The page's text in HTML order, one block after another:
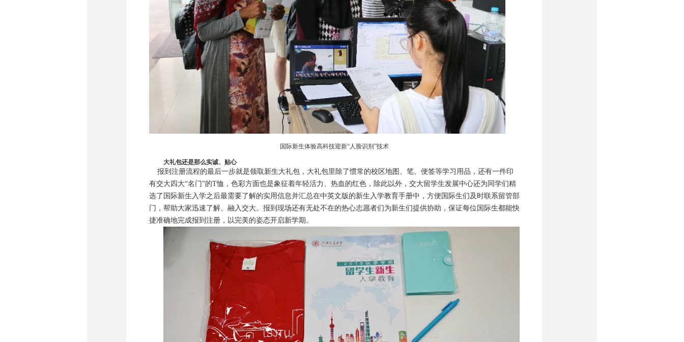
国际新生体验高科技迎新“人脸识别”技术
大礼包还是那么实诚、贴心
报到注册流程的最后一步就是领取新生大礼包，大礼包里除了惯常的校区地图、笔、便签等学习用品，还有一件印
有交大四大“名门”的T恤，色彩方面也是象征着年轻活力、热血的红色，除此以外，交大留学生发展中心还为同学们精
选了国际新生入学之后最需要了解的实用信息并汇总在中英文版的新生入学教育手册中，方便国际生们及时联系留管部
门，帮助大家迅速了解、融入交大。报到现场还有无处不在的热心志愿者们为新生们提供协助，保证每位国际生都能快
捷准确地完成报到注册，以完美的姿态开启新学期。